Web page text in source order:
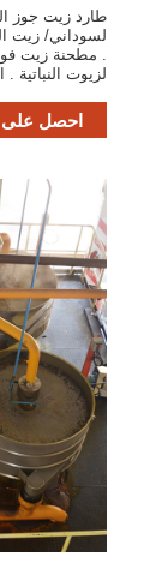
طارد زيت جوز
لسوداني/ زيت
. مطحنة زيت
لزيوت
احصل على